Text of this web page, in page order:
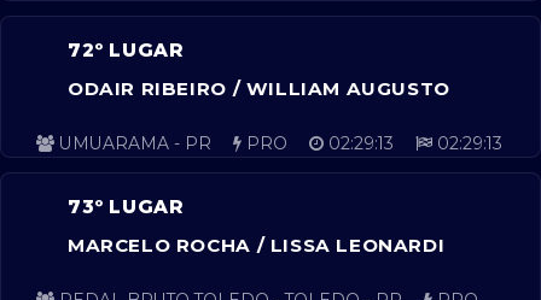
72º LUGAR
ODAIR RIBEIRO / WILLIAM AUGUSTO
UMUARAMA - PR PRO 02:29:13 02:29:13
73º LUGAR
MARCELO ROCHA / LISSA LEONARDI